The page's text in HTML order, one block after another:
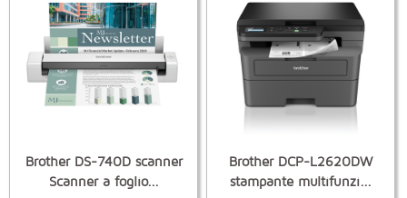
Brother DS-740D scanner
Scanner a foglio...
Brother DCP-L2620DW
stampante multifunzi...